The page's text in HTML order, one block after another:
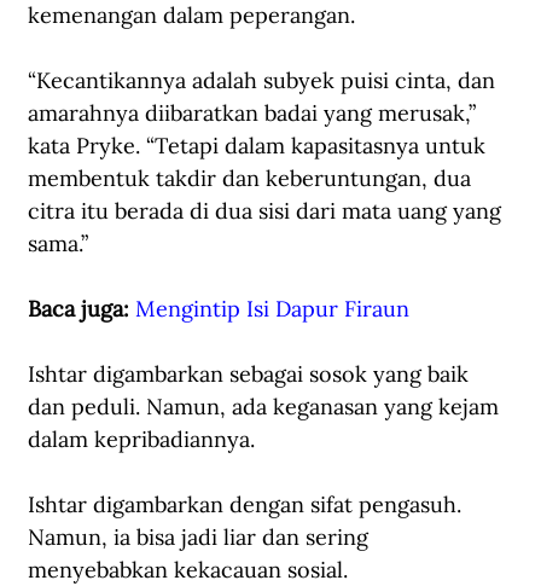
kemenangan dalam peperangan.
“Kecantikannya adalah subyek puisi cinta, dan
amarahnya diibaratkan badai yang merusak,”
kata Pryke. “Tetapi dalam kapasitasnya untuk
membentuk takdir dan keberuntungan, dua
citra itu berada di dua sisi dari mata uang yang
sama.”
Baca juga: Mengintip Isi Dapur Firaun
Ishtar digambarkan sebagai sosok yang baik
dan peduli. Namun, ada keganasan yang kejam
dalam kepribadiannya.
Ishtar digambarkan dengan sifat pengasuh.
Namun, ia bisa jadi liar dan sering
menyebabkan kekacauan sosial.